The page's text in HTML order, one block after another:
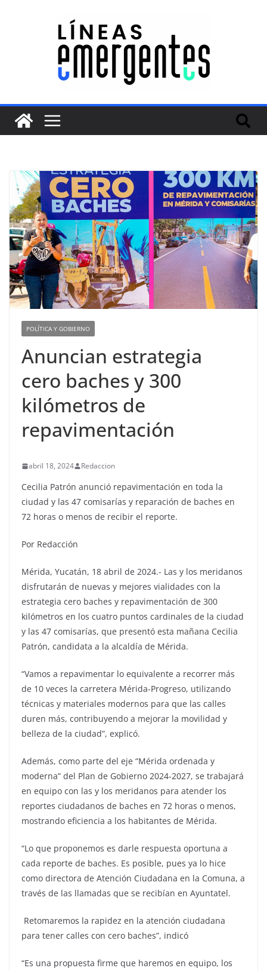
POLÍTICA Y GOBIERNO
Anuncian estrategia
cero baches y 300
kilómetros de
repavimentación
abril 18, 2024 Redaccion
Cecilia Patrón anunció repavimentación en toda la
ciudad y las 47 comisarías y reparación de baches en
72 horas o menos de recibir el reporte.
Por Redacción
Mérida, Yucatán, 18 abril de 2024.- Las y los meridanos
disfrutarán de nuevas y mejores vialidades con la
estrategia cero baches y repavimentación de 300
kilómetros en los cuatro puntos cardinales de la ciudad
y las 47 comisarías, que presentó esta mañana Cecilia
Patrón, candidata a la alcaldía de Mérida.
“Vamos a repavimentar lo equivalente a recorrer más
de 10 veces la carretera Mérida-Progreso, utilizando
técnicas y materiales modernos para que las calles
duren más, contribuyendo a mejorar la movilidad y
belleza de la ciudad”, explicó.
Además, como parte del eje “Mérida ordenada y
moderna” del Plan de Gobierno 2024-2027, se trabajará
en equipo con las y los meridanos para atender los
reportes ciudadanos de baches en 72 horas o menos,
mostrando eficiencia a los habitantes de Mérida.
“Lo que proponemos es darle respuesta oportuna a
cada reporte de baches. Es posible, pues ya lo hice
como directora de Atención Ciudadana en la Comuna, a
través de las llamadas que se recibían en Ayuntatel.
Retomaremos la rapidez en la atención ciudadana
para tener calles con cero baches”, indicó
“Es una propuesta firme que haremos en equipo, los